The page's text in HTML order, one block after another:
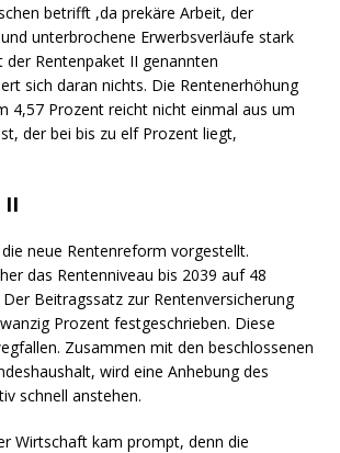
betrifft ,da prekäre Arbeit, der
unterbrochene Erwerbsverläufe stark
der Rentenpaket II genannten
sich daran nichts. Die Rentenerhöhung
4,57 Prozent reicht nicht einmal aus um
der bei bis zu elf Prozent liegt,
II
neue Rentenreform vorgestellt.
das Rentenniveau bis 2039 auf 48
Beitragssatz zur Rentenversicherung
Prozent festgeschrieben. Diese
Zusammen mit den beschlossenen
wird eine Anhebung des
schnell anstehen.
Wirtschaft kam prompt, denn die